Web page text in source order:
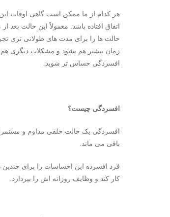
هر کدام از ما ممکن است گاهی اوقات
اتفاق افتاده باشد. معمولاً این حالت بعد
حالت ها را برای مدت های طولانی تری
زمان بیشتر هم بشود و مشکلات دیگری هم
افسردگی حساس تر شوید.
افسردگی چیست؟
افسردگی یک حالت خلقی مداوم و
باقی می ماند.
فرد افسرده این احساسات را برای چندین
کار کند و وظایف روزانه اش را بپردازد.